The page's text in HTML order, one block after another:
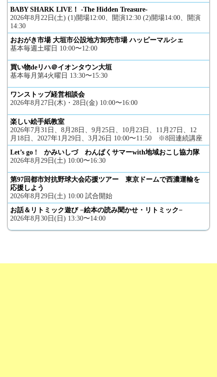
BABY SHARK LIVE！ -The Hidden Treasure-
2026年8月22日(土) (1)開場12:00、開演12:30 (2)開場14:00、開演
14:30
おおがき市場 大垣市公設地方卸売市場 ハッピーマルシェ
基本毎週土曜日 10:00〜12:00
買い物deリハ＠イオンタウン大垣
基本毎月第4火曜日 13:30〜15:30
ワンストップ経営相談会
2026年8月27日(木)・28日(金) 10:00〜16:00
楽しい絵手紙教室
2026年7月31日、8月28日、9月25日、10月23日、11月27日、12
月18日、2027年1月29日、3月26日 10:00〜11:50 ※8回連続講座
Let’s go ! かみいしづ わんぱくサマーwith地域おこし協力隊
2026年8月29日(土) 10:00〜16:30
第97回都市対抗野球大会応援ツアー 東京ドームで西濃運輸を
応援しよう
2026年8月29日(土) 10:00 試合開始
お話＆リトミック遊び −絵本の読み聞かせ・リトミック−
2026年8月30日(日) 13:30〜14:00